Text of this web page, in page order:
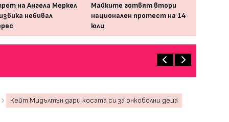
на Ангела Меркел
небивал
Майките готвят втори
национален протест на 14
юли
Кейт Мидълтън дари косата си за онкоболни деца